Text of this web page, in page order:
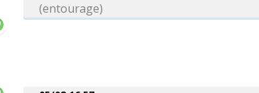
(entourage)